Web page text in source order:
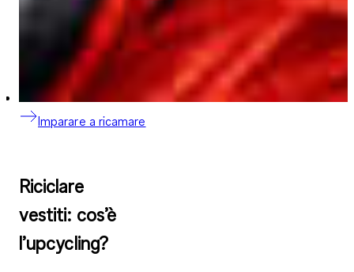
Imparare a ricamare
Riciclare
vestiti: cos’è
l’upcycling?